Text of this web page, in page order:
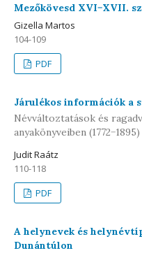
Mezőkövesd XVI−XVII.
Gizella Martos
104-109
PDF
Járulékos információk a
Névváltoztatások és
anyakönyveiben (1772−1895)
Judit Raátz
110-118
PDF
A helynevek és
Dunántúlon